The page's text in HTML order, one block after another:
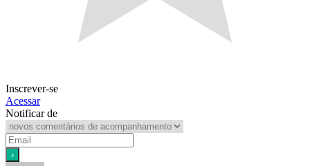
Inscrever-se
Acessar
Notificar de